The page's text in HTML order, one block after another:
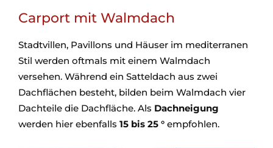
Carport mit Walmdach
Stadtvillen, Pavillons und Häuser im mediterranen
Stil werden oftmals mit einem Walmdach
versehen. Während ein Satteldach aus zwei
Dachflächen besteht, bilden beim Walmdach vier
Dachteile die Dachfläche. Als Dachneigung
werden hier ebenfalls 15 bis 25 ° empfohlen.